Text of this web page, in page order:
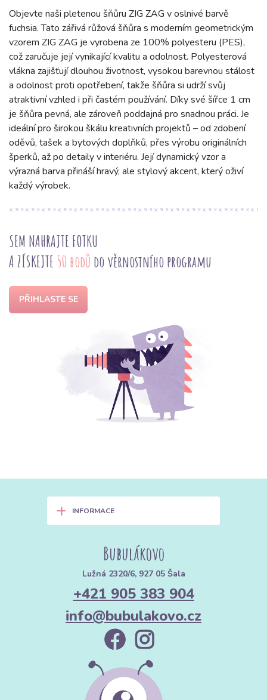
Objevte naši pletenou šňůru ZIG ZAG v oslnivé barvě
fuchsia. Tato zářivá růžová šňůra s moderním geometrickým
vzorem ZIG ZAG je vyrobena ze 100% polyesteru (PES),
což zaručuje její vynikající kvalitu a odolnost. Polyesterová
vlákna zajišťují dlouhou životnost, vysokou barevnou stálost
a odolnost proti opotřebení, takže šňůra si udrží svůj
atraktivní vzhled i při častém používání. Díky své šířce 1 cm
je šňůra pevná, ale zároveň poddajná pro snadnou práci. Je
ideální pro širokou škálu kreativních projektů – od zdobení
oděvů, tašek a bytových doplňků, přes výrobu originálních
šperků, až po detaily v interiéru. Její dynamický vzor a
výrazná barva přináší hravý, ale stylový akcent, který oživí
každý výrobek.
SEM NAHRAJTE FOTKU
A ZÍSKEJTE 50 bodů do věrnostního programu
PŘIHLASTE SE
+ INFORMACE
Bubulákovo
Lužná 2320/6, 927 05 Šala
+421 905 383 904
info@bubulakovo.cz